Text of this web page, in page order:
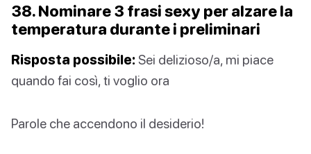
38. Nominare 3 frasi sexy per alzare la
temperatura durante i preliminari
Risposta possibile: Sei delizioso/a, mi piace
quando fai così, ti voglio ora
Parole che accendono il desiderio!